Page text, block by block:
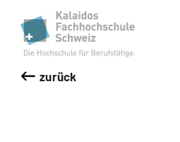
zurück